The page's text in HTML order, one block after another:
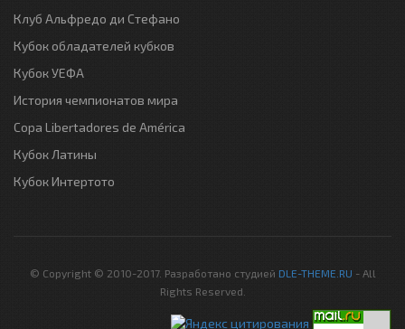
Клуб Альфредо ди Стефано
Кубок обладателей кубков
Кубок УЕФА
История чемпионатов мира
Copa Libertadores de América
Кубок Латины
Кубок Интертото
© Copyright © 2010-2017. Разработано студией DLE-THEME.RU - All
Rights Reserved.